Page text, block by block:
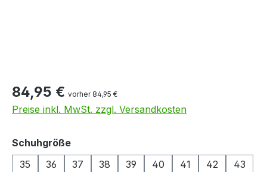
84,95 € vorher 84,95 €
Preise inkl. MwSt. zzgl. Versandkosten
Schuhgrößeauswählen
35
36 37 38 39 40 41 42
43